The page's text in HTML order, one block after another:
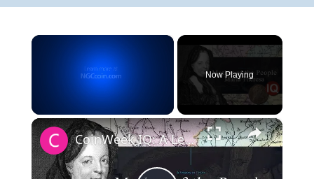
×
Now Playing
×
CoinWeek IQ: A Legacy in Coins - Maria Theresa - 4K Video